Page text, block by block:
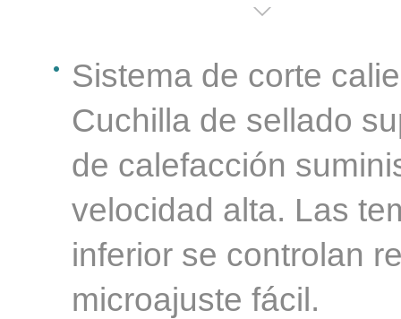
Sistema de corte
Cuchilla de sellado
de calefacción
velocidad alta. Las
inferior se controlan
microajuste fácil.